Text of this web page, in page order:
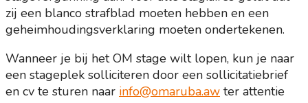
zij een blanco strafblad moeten hebben en een
geheimhoudingsverklaring moeten ondertekenen.
Wanneer je bij het OM stage wilt lopen, kun je naar
een stageplek solliciteren door een sollicitatiebrief
en cv te sturen naar info@omaruba.aw ter attentie